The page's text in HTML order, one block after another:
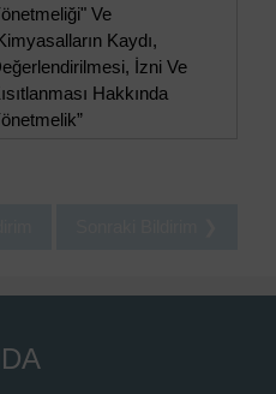
Ve
Kaydı,
İzni Ve
Hakkında